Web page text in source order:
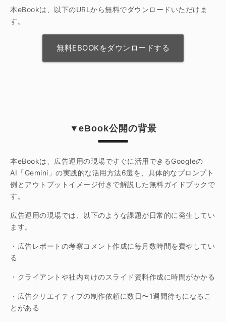
本eBookは、以下のURLから無料でダウンロードいただけま
す。
無料EBOOKをダウンロードする
▼eBook公開の背景
本eBookは、広告運用の現場ですぐに活用できるGoogleの
AI「Gemini」の実践的な活用方法6選を、具体的なプロンプト
例とアウトプットイメージ付きで解説した無料ガイドブックで
す。
広告運用の現場では、以下のような課題が日常的に発生してい
ます。
・広告レポートの考察コメント作成に毎月数時間を費やしてい
る
・クライアントや社内向けのスライド資料作成に時間がかかる
・広告クリエイティブの制作依頼に数日〜1週間待ちになるこ
とがある